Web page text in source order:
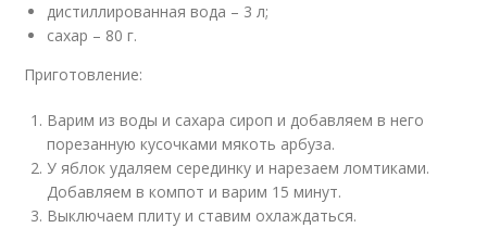
дистиллированная вода – 3 л;
сахар – 80 г.
Приготовление:
Варим из воды и сахара сироп и добавляем в него
порезанную кусочками мякоть арбуза.
У яблок удаляем серединку и нарезаем ломтиками.
Добавляем в компот и варим 15 минут.
Выключаем плиту и ставим охлаждаться.